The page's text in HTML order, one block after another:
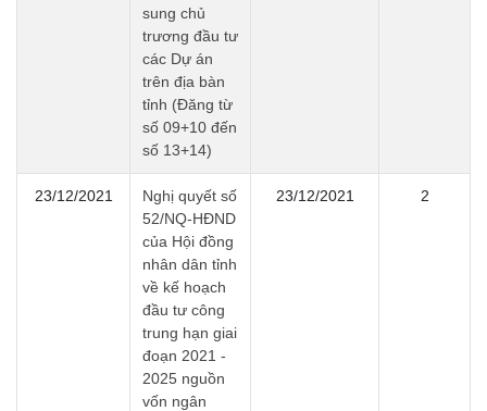
sung chủ
trương đầu tư
các Dự án
trên địa bàn
tỉnh (Đăng từ
số 09+10 đến
số 13+14)
23/12/2021
Nghị quyết số
52/NQ-HĐND
của Hội đồng
nhân dân tỉnh
về kế hoạch
đầu tư công
trung hạn giai
đoạn 2021 -
2025 nguồn
vốn ngân
23/12/2021 2